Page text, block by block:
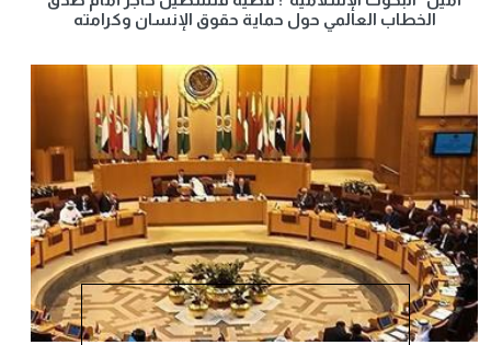
الخطاب العالمي حول حماية حقوق الإنسان وكرامته